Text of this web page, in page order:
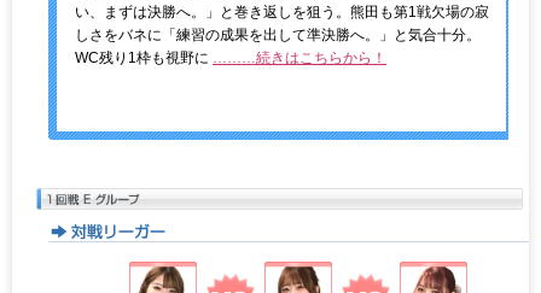
い、まずは決勝へ。」と巻き返しを狙う。熊田も第1戦欠場の寂
しさをバネに「練習の成果を出して準決勝へ。」と気合十分。
WC残り1枠も視野に ………続きはこちらから！